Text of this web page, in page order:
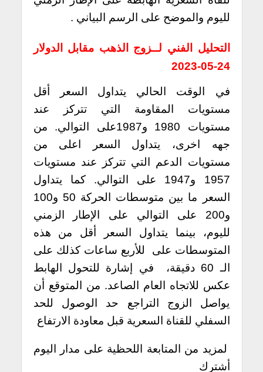
لليوم والموضح على الرسم البياني .
التحليل الفني لــزوج الذهب مقابل الدولار
24-05-2023
في الوقت الحالي يتداول السعر أقل
مستويات المقاومة التي تتركز عند
مستويات 1980 و1987على التوالي. من
جهه اخرى، يتداول السعر اعلى من
مستويات الدعم التي تتركز عند مستويات
1957 و1947 على التوالي. كما يتداول
السعر ما بين متوسطات الحركة 50 و100
و200 على التوالي على الإطار الزمني
لليوم، بينما يتداول السعر أقل من هذه
المتوسطات على للأربع ساعات كذلك على
الـ 60 دقيقة، في إشارة للتحول الهابط
عكس للاتجاه العام الصاعد. من المتوقع أن
يواصل الزوج التراجع حد الوصول للحد
السفلي للقناة السعرية قبل معاودة الارتفاع
لمزيد من المتابعة اللحظية على مدار اليوم
أشترك